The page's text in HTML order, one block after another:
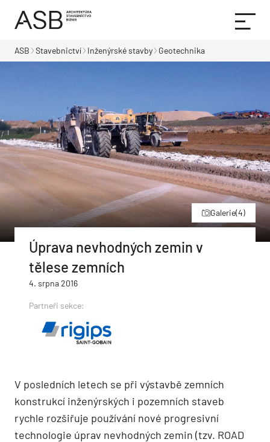
ASB Stavebnictví Inženýrské stavby Geotechnika
Galerie(4)
Úprava nevhodných zemin v
tělese zemních
4. srpna 2016
Partneři sekce:
V posledních letech se při výstavbě zemních
konstrukcí inženýrských i pozemních staveb
rychle rozšiřuje používání nové progresivní
technologie úprav nevhodných zemin (tzv. ROAD